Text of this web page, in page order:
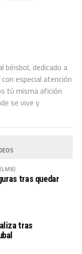
béisbol, dedicado a
especial atención
tú misma afición
se vive y
tras quedar
tras